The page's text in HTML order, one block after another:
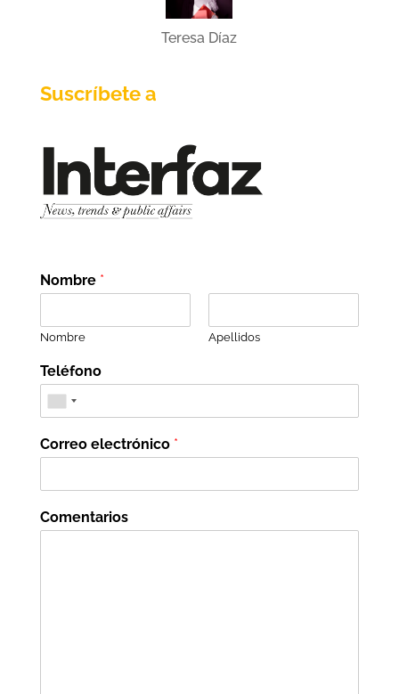
Teresa Díaz
Suscríbete a
Nombre *
Nombre Apellidos
Teléfono
Correo electrónico *
Comentarios